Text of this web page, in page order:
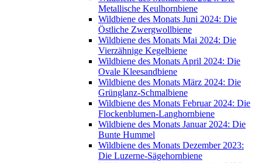
Metallische Keulhornbiene
Wildbiene des Monats Juni 2024: Die
Östliche Zwergwollbiene
Wildbiene des Monats Mai 2024: Die
Vierzähnige Kegelbiene
Wildbiene des Monats April 2024: Die
Ovale Kleesandbiene
Wildbiene des Monats März 2024: Die
Grünglanz-Schmalbiene
Wildbiene des Monats Februar 2024: Die
Flockenblumen-Langhornbiene
Wildbiene des Monats Januar 2024: Die
Bunte Hummel
Wildbiene des Monats Dezember 2023:
Die Luzerne-Sägehornbiene